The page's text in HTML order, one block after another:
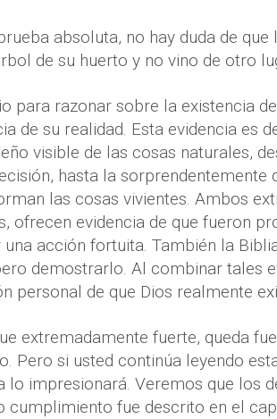
absoluta, no hay duda de
de su huerto y no vino de otro
para razonar sobre la existencia
de su realidad. Esta evidencia es
visible de las cosas naturales,
hasta la sorprendentemente
las cosas vivientes. Ambos
ofrecen evidencia de que fueron
acción fortuita. También la
demostrarlo. Al combinar tales
personal de que Dios realmente
extremadamente fuerte, queda
Pero si usted continúa leyendo
lo impresionará. Veremos que los
cumplimiento fue descrito en el